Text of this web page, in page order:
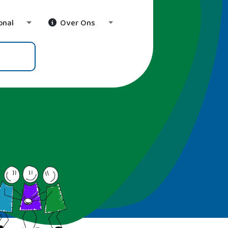
Toggle Dropdown
Over Ons Toggle Dropdown